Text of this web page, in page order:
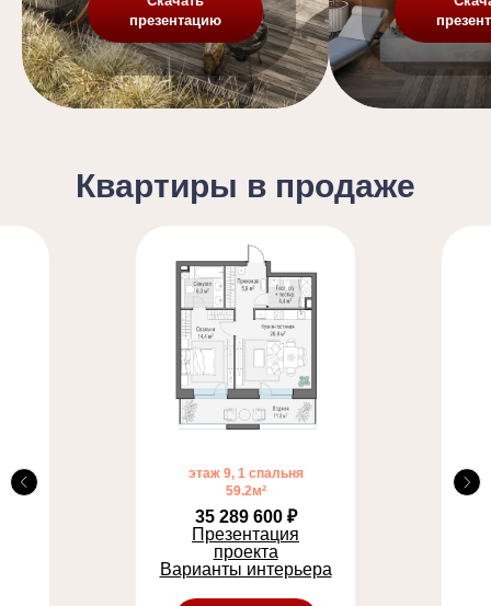
презентацию
Квартиры в продаже
этаж 9, 1 спальня
59.2м²
35 289 600 ₽
Презентация
проекта
Варианты интерьера